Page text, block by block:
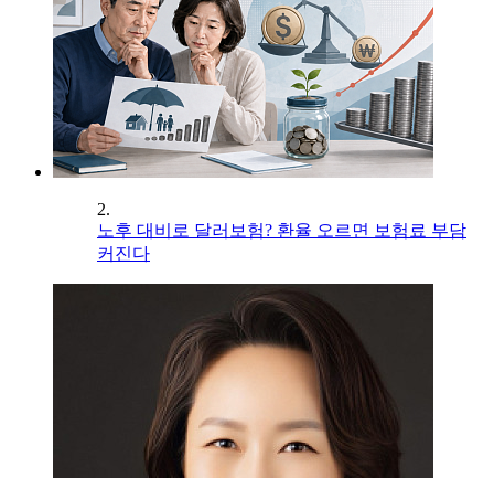
2.
노후 대비로 달러보험? 환율 오르면 보험료 부담
커진다